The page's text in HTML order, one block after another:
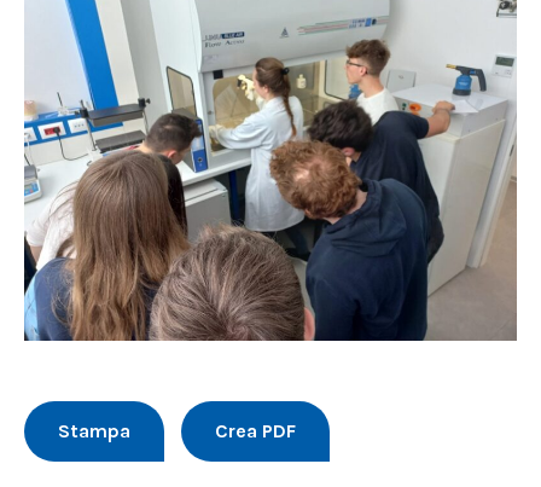
Stampa Crea PDF